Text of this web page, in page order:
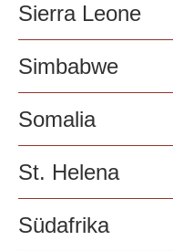
Sierra Leone
Simbabwe
Somalia
St. Helena
Südafrika